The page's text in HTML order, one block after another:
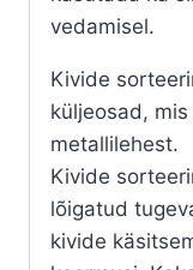
vedamisel.
Kivide
küljeosad,
metallilehest.
Kivide
lõigatud
kivide